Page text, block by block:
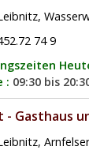
,
74 9
: 09:30 bis
- Gasthaus
,